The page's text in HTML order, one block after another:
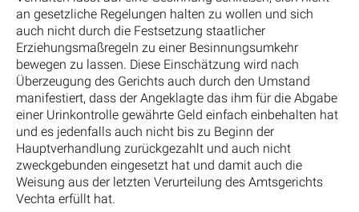
an gesetzliche Regelungen halten zu wollen und sich
auch nicht durch die Festsetzung staatlicher
Erziehungsmaßregeln zu einer Besinnungsumkehr
bewegen zu lassen. Diese Einschätzung wird nach
Überzeugung des Gerichts auch durch den Umstand
manifestiert, dass der Angeklagte das ihm für die Abgabe
einer Urinkontrolle gewährte Geld einfach einbehalten hat
und es jedenfalls auch nicht bis zu Beginn der
Hauptverhandlung zurückgezahlt und auch nicht
zweckgebunden eingesetzt hat und damit auch die
Weisung aus der letzten Verurteilung des Amtsgerichts
Vechta erfüllt hat.